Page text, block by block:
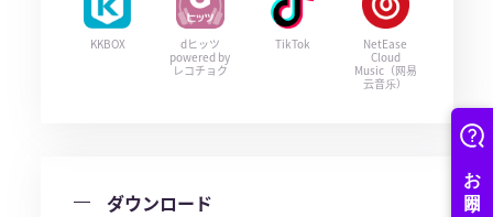
KKBOX
dヒッツ
powered by
レコチョク
TikTok
NetEase
Cloud
Music（网易
云音乐）
ダウンロード